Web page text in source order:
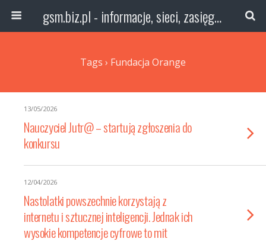
gsm.biz.pl - informacje, sieci, zasięg technologie
Tags › Fundacja Orange
13/05/2026
Nauczyciel Jutr@ – startują zgłoszenia do
konkursu
12/04/2026
Nastolatki powszechnie korzystają z
internetu i sztucznej inteligencji. Jednak ich
wysokie kompetencje cyfrowe to mit